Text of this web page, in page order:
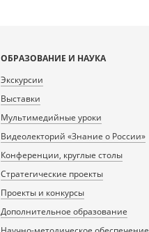
ОБРАЗОВАНИЕ И НАУКА
Экскурсии
Выставки
Мультимедийные уроки
Видеолекторий «Знание о России»
Конференции, круглые столы
Стратегические проекты
Проекты и конкурсы
Дополнительное образование